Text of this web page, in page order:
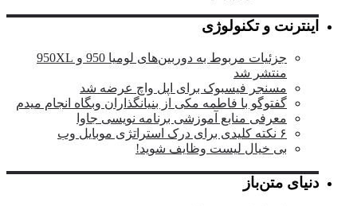
اینترنت و تکنولوژی
جزئیات مربوط به دوربین‌های لومیا 950 و 950XL
منتشر شد
مسنجر فیسبوک برای اپل واچ عرضه شد
گفتوگو با فاطمه مکی از بنیانگذاران وبگاه انجام میدم
معرفی منابع آموزشی برنامه نویسی جاوا
بی خیال لیست وظایف شوید!
دنیای متن‌باز